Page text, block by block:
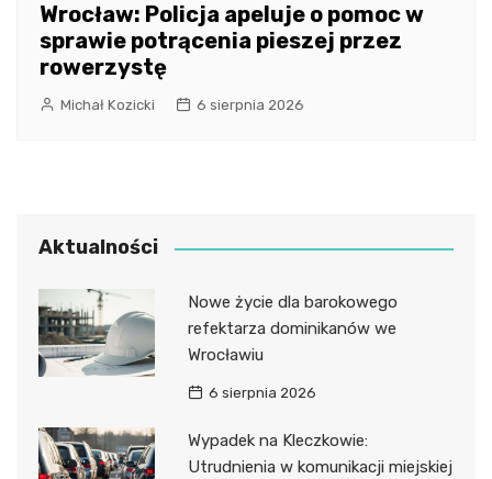
Wrocław: Policja apeluje o pomoc w
sprawie potrącenia pieszej przez
rowerzystę
Michał Kozicki 6 sierpnia 2026
Aktualności
Nowe życie dla barokowego
refektarza dominikanów we
Wrocławiu
6 sierpnia 2026
Wypadek na Kleczkowie:
Utrudnienia w komunikacji miejskiej